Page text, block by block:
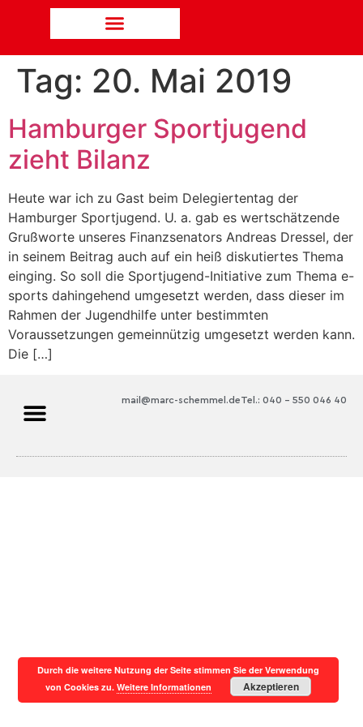
Tag: 20. Mai 2019
Hamburger Sportjugend
zieht Bilanz
Heute war ich zu Gast beim Delegiertentag der
Hamburger Sportjugend. U. a. gab es wertschätzende
Grußworte unseres Finanzsenators Andreas Dressel, der
in seinem Beitrag auch auf ein heiß diskutiertes Thema
einging. So soll die Sportjugend-Initiative zum Thema e-
sports dahingehend umgesetzt werden, dass dieser im
Rahmen der Jugendhilfe unter bestimmten
Voraussetzungen gemeinnützig umgesetzt werden kann.
Die […]
Tel.: 040 – 550 046 40
mail@marc-schemmel.de
Durch die weitere Nutzung der Seite stimmen Sie der Verwendung
von Cookies zu.Weitere Informationen Akzeptieren